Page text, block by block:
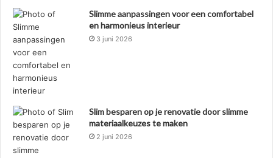
Slimme aanpassingen voor een comfortabel
en harmonieus interieur
3 juni 2026
Slim besparen op je renovatie door slimme
materiaalkeuzes te maken
2 juni 2026